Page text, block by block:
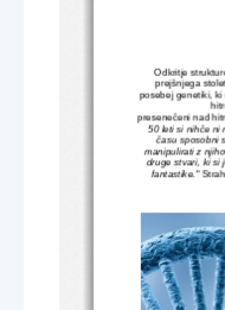
Odkritje
prejšnjega
posebej genetiki,
presenečeni nad
50 leti si nihče ni
času sposobni
manipulirati z
druge stvari, ki si
fantastike."